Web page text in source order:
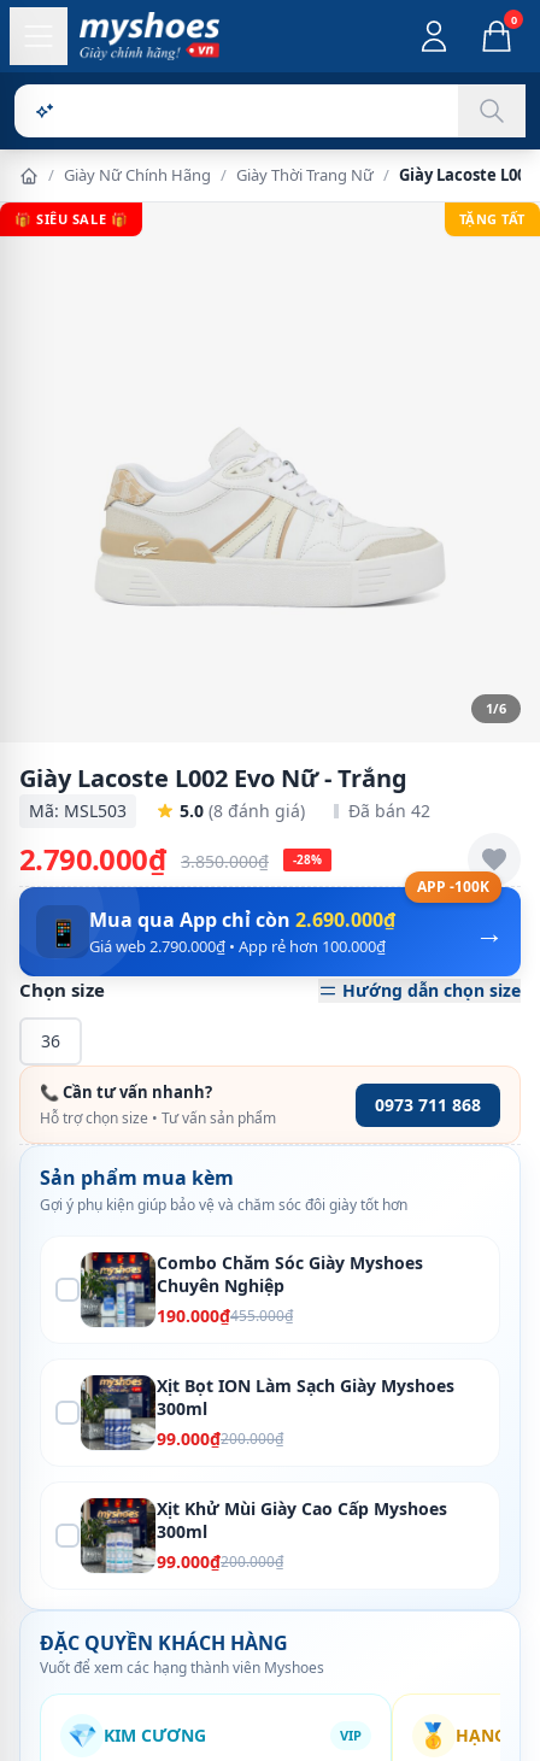
0
Sản phẩm
/ Giày Nữ Chính Hãng / Giày Thời Trang Nữ / Giày Lacoste
🎁 SIÊU SALE 🎁 TẶNG TẤT
1/6
Giày Lacoste L002 Evo Nữ - Trắng
Mã: MSL503 5.0 (8 đánh giá) Đã bán 42
2.790.000₫ 3.850.000₫ -28%
APP -100K
→
📱 Mua qua App chỉ còn 2.690.000₫
Giá web 2.790.000₫ • App rẻ hơn 100.000₫
Chọn size Hướng dẫn chọn size
36
📞 Cần tư vấn nhanh?
Hỗ trợ chọn size • Tư vấn sản phẩm
0973 711 868
Sản phẩm mua kèm
Gợi ý phụ kiện giúp bảo vệ và chăm sóc đôi giày tốt hơn
Combo Chăm Sóc Giày Myshoes
Chuyên Nghiệp
190.000₫455.000₫
Xịt Bọt ION Làm Sạch Giày Myshoes
300ml
99.000₫200.000₫
Xịt Khử Mùi Giày Cao Cấp Myshoes
300ml
99.000₫200.000₫
ĐẶC QUYỀN KHÁCH HÀNG
Vuốt để xem các hạng thành viên Myshoes
💎 KIM CƯƠNG VIP 🥇 HẠNG